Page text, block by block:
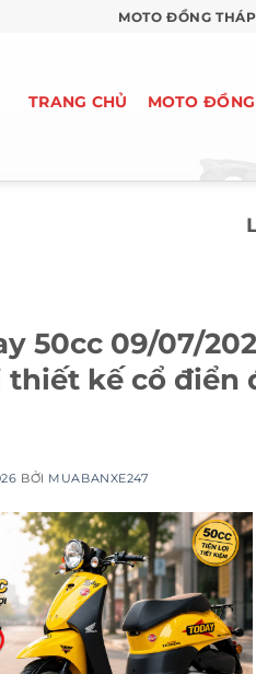
MOTO ĐỒNG
TRANG CHỦ MOTO
50cc 09/07/
thiết kế cổ điển
BỞI MUABANXE247